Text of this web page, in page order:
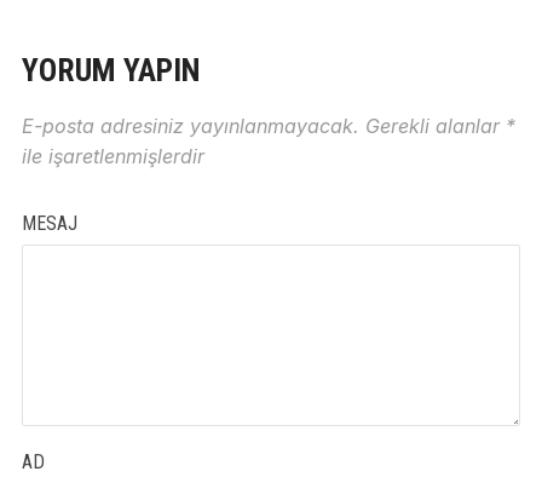
YORUM YAPIN
E-posta adresiniz yayınlanmayacak. Gerekli alanlar *
ile işaretlenmişlerdir
MESAJ
AD